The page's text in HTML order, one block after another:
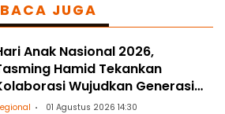
BACA JUGA
Anak Nasional 2026,
Hamid Tekankan
Wujudkan Generasi
dan Berkualitas
01 Agustus 2026 14:30